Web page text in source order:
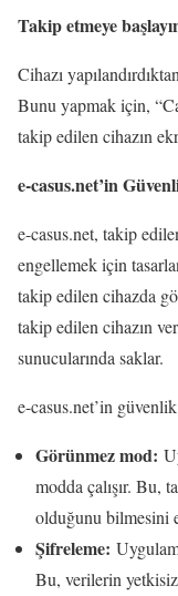
Takip etmeye
Cihazı
Bunu yapmak için,
takip edilen cihazın
e-casus.net’in
e-casus.net, takip
engellemek için
takip edilen cihazda
takip edilen cihazın
sunucularında saklar.
e-casus.net’in
Görünmez mod:
modda çalışır. Bu,
olduğunu bilmesini
Şifreleme:
Bu, verilerin yetkisiz